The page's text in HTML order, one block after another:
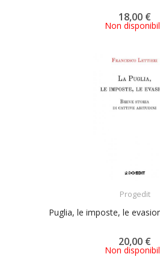
18,00 €
Non
Progedit
Puglia, le imposte, le
20,00 €
Non